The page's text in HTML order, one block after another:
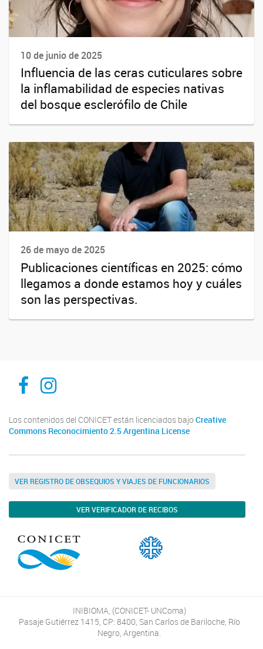
10 de junio de 2025
Influencia de las ceras cuticulares sobre
la inflamabilidad de especies nativas
del bosque esclerófilo de Chile
26 de mayo de 2025
Publicaciones científicas en 2025: cómo
llegamos a donde estamos hoy y cuáles
son las perspectivas.
Inibioma-Conicet/Unco
inibiomaabierto
Los contenidos del CONICET están licenciados bajo Creative
Commons Reconocimiento 2.5 Argentina License
VER REGISTRO DE OBSEQUIOS Y VIAJES DE FUNCIONARIOS
VER VERIFICADOR DE RECIBOS
INIBIOMA, (CONICET- UNComa)
Pasaje Gutiérrez 1415, CP: 8400, San Carlos de Bariloche, Río
Negro, Argentina.